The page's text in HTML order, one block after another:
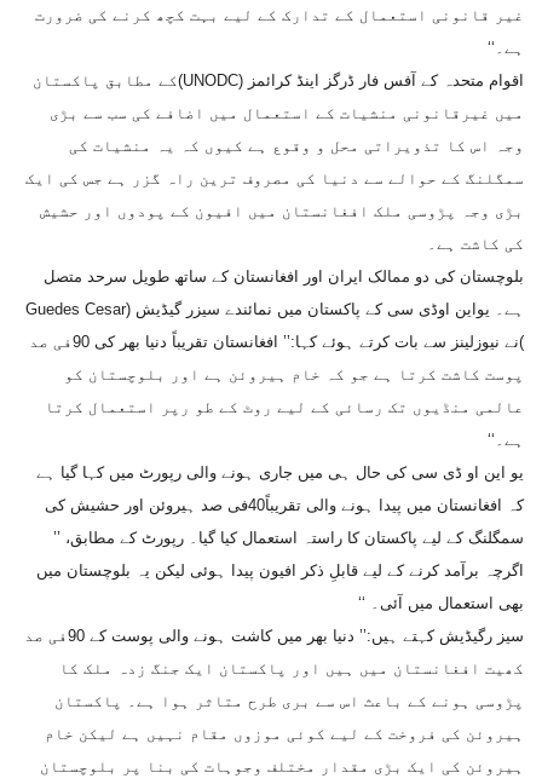
غیر قانونی استعمال کے تدارک کے لیے بہت کچھ کرنے کی ضرورت
ہے۔‘‘
اقوام متحدہ کے آفس فار ڈرگز اینڈ کرائمز (UNODC)کے مطابق پاکستان
میں غیرقانونی منشیات کے استعمال میں اضافے کی سب سے بڑی
وجہ اس کا تذویراتی محل و وقوع ہے کیوں کہ یہ منشیات کی
سمگلنگ کے حوالے سے دنیا کی مصروف ترین راہ گزر ہے جس کی ایک
بڑی وجہ پڑوسی ملک افغانستان میں افیون کے پودوں اور حشیش
کی کاشت ہے۔
بلوچستان کی دو ممالک ایران اور افغانستان کے ساتھ طویل سرحد متصل
ہے۔ یواین اوڈی سی کے پاکستان میں نمائندے سیزر گیڈیش (Guedes Cesar
)نے نیوزلینز سے بات کرتے ہوئے کہا:’’ افغانستان تقریباً دنیا بھر کی 90فی صد
پوست کاشت کرتا ہے جو کہ خام ہیروئن ہے اور بلوچستان کو
عالمی منڈیوں تک رسائی کے لیے روٹ کے طو رپر استعمال کرتا
ہے۔‘‘
یو این او ڈی سی کی حال ہی میں جاری ہونے والی رپورٹ میں کہا گیا ہے
کہ افغانستان میں پیدا ہونے والی تقریباً40فی صد ہیروئن اور حشیش کی
سمگلنگ کے لیے پاکستان کا راستہ استعمال کیا گیا۔ رپورٹ کے مطابق، ’’
اگرچہ برآمد کرنے کے لیے قابلِ ذکر افیون پیدا ہوئی لیکن یہ بلوچستان میں
بھی استعمال میں آئی۔ ‘‘
سیز رگیڈیش کہتے ہیں:’’ دنیا بھر میں کاشت ہونے والی پوست کے 90فی صد
کھیت افغانستان میں ہیں اور پاکستان ایک جنگ زدہ ملک کا
پڑوسی ہونے کے باعث اس سے بری طرح متاثر ہوا ہے۔ پاکستان
ہیروئن کی فروخت کے لیے کوئی موزوں مقام نہیں ہے لیکن خام
ہیروئن کی ایک بڑی مقدار مختلف وجوہات کی بنا پر بلوچستان